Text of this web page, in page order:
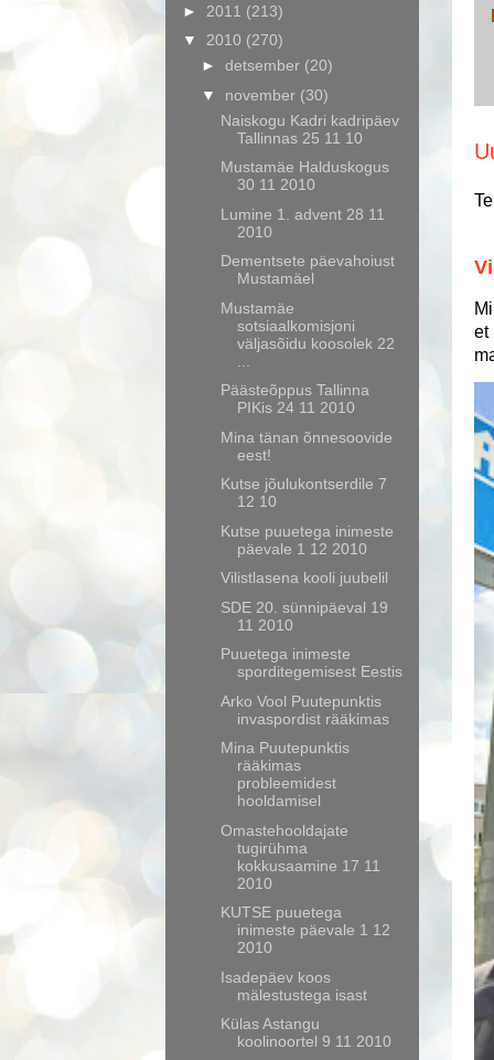
et
► 2011 (213)
▼ 2010 (270)
► detsember (20)
▼ november (30)
Naiskogu Kadri kadripäev
Tallinnas 25 11 10
Mustamäe Halduskogus
30 11 2010
Lumine 1. advent 28 11
2010
Dementsete päevahoiust
Mustamäel
Mustamäe
sotsiaalkomisjoni
väljasõidu koosolek 22
Päästeõppus Tallinna
PIKis 24 11 2010
Mina tänan õnnesoovide
eest!
Kutse jõulukontserdile 7
12 10
Kutse puuetega inimeste
päevale 1 12 2010
Vilistlasena kooli juubelil
SDE 20. sünnipäeval 19
11 2010
Puuetega inimeste
sporditegemisest Eestis
Arko Vool Puutepunktis
invaspordist rääkimas
Mina Puutepunktis
rääkimas
probleemidest
hooldamisel
Omastehooldajate
tugirühma
kokkusaamine 17 11
2010
KUTSE puuetega
inimeste päevale 1 12
2010
Isadepäev koos
mälestustega isast
Külas Astangu
koolinoortel 9 11 2010